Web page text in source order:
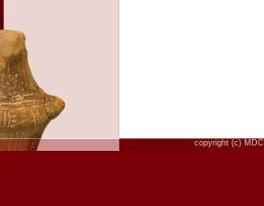
copyright (c)